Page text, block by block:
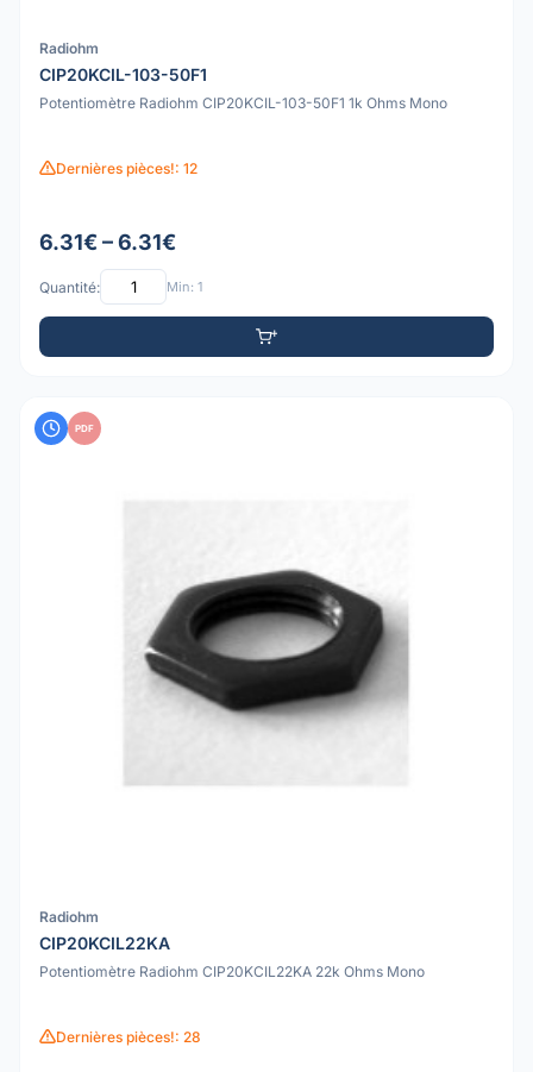
Radiohm
CIP20KCIL-103-50F1
Potentiomètre Radiohm CIP20KCIL-103-50F1 1k Ohms Mono
Dernières pièces!: 12
6.31€ – 6.31€
Quantité: Min: 1
PDF
Radiohm
CIP20KCIL22KA
Potentiomètre Radiohm CIP20KCIL22KA 22k Ohms Mono
Dernières pièces!: 28